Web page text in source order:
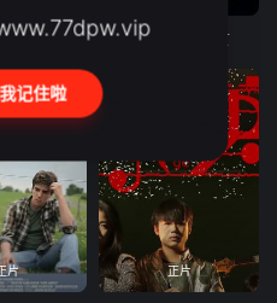
人物 晚宴上的死亡
片 正片
记住啦